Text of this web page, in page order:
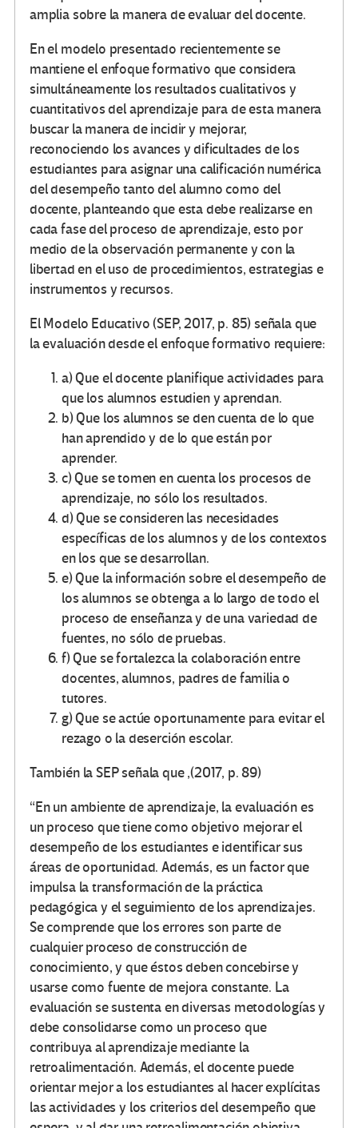
amplia sobre la manera de evaluar del docente.
En el modelo presentado recientemente se
mantiene el enfoque formativo que considera
simultáneamente los resultados cualitativos y
cuantitativos del aprendizaje para de esta manera
buscar la manera de incidir y mejorar,
reconociendo los avances y dificultades de los
estudiantes para asignar una calificación numérica
del desempeño tanto del alumno como del
docente, planteando que esta debe realizarse en
cada fase del proceso de aprendizaje, esto por
medio de la observación permanente y con la
libertad en el uso de procedimientos, estrategias e
instrumentos y recursos.
El Modelo Educativo (SEP, 2017, p. 85) señala que
la evaluación desde el enfoque formativo requiere:
a) Que el docente planifique actividades para
que los alumnos estudien y aprendan.
b) Que los alumnos se den cuenta de lo que
han aprendido y de lo que están por
aprender.
c) Que se tomen en cuenta los procesos de
aprendizaje, no sólo los resultados.
d) Que se consideren las necesidades
específicas de los alumnos y de los contextos
en los que se desarrollan.
e) Que la información sobre el desempeño de
los alumnos se obtenga a lo largo de todo el
proceso de enseñanza y de una variedad de
fuentes, no sólo de pruebas.
f) Que se fortalezca la colaboración entre
docentes, alumnos, padres de familia o
tutores.
g) Que se actúe oportunamente para evitar el
rezago o la deserción escolar.
También la SEP señala que ,(2017, p. 89)
“En un ambiente de aprendizaje, la evaluación es
un proceso que tiene como objetivo mejorar el
desempeño de los estudiantes e identificar sus
áreas de oportunidad. Además, es un factor que
impulsa la transformación de la práctica
pedagógica y el seguimiento de los aprendizajes.
Se comprende que los errores son parte de
cualquier proceso de construcción de
conocimiento, y que éstos deben concebirse y
usarse como fuente de mejora constante. La
evaluación se sustenta en diversas metodologías y
debe consolidarse como un proceso que
contribuya al aprendizaje mediante la
retroalimentación. Además, el docente puede
orientar mejor a los estudiantes al hacer explícitas
las actividades y los criterios del desempeño que